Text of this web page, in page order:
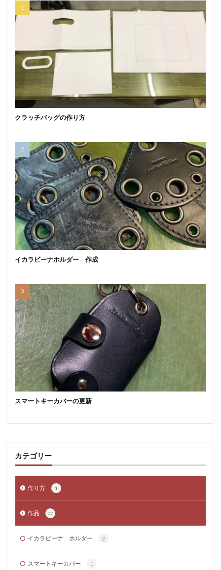
クラッチバッグの作り方
イカラビーナホルダー 作成
スマートキーカバーの更新
カテゴリー
作り方 1
作品 77
イカラビーナ ホルダー 2
スマートキーカバー 1